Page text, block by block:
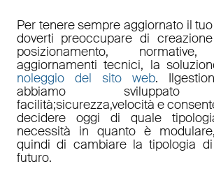
Per tenere sempre aggiornato il
doverti preoccupare di
posizionamento, normative
aggiornamenti tecnici, la
noleggio del sito web. Il
abbiamo sviluppato
facilità;sicurezza,velocità e
decidere oggi di quale
necessità in quanto è modulare
quindi di cambiare la tipologia
futuro.